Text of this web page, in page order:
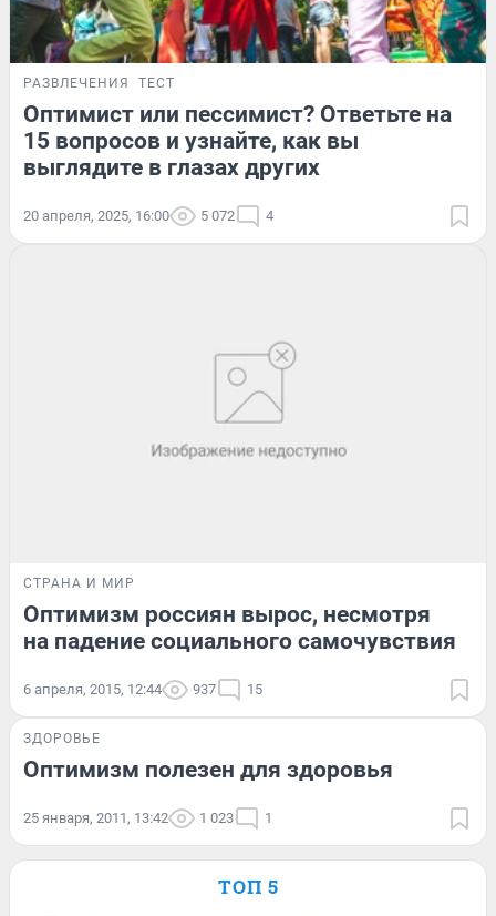
РАЗВЛЕЧЕНИЯ ТЕСТ
Оптимист или пессимист? Ответьте на
15 вопросов и узнайте, как вы
выглядите в глазах других
20 апреля, 2025, 16:00 5 072 4
СТРАНА И МИР
Оптимизм россиян вырос, несмотря
на падение социального самочувствия
6 апреля, 2015, 12:44 937 15
ЗДОРОВЬЕ
Оптимизм полезен для здоровья
25 января, 2011, 13:42 1 023 1
ТОП 5